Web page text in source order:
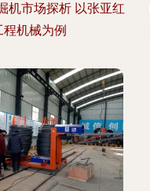
机市场探析 以张亚红
程机械为例